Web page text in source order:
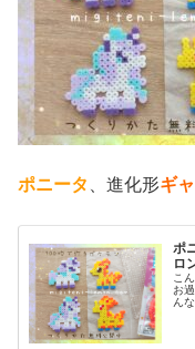
ポニータ 、進化形ギ
ポ
ロ
こ
お
ん